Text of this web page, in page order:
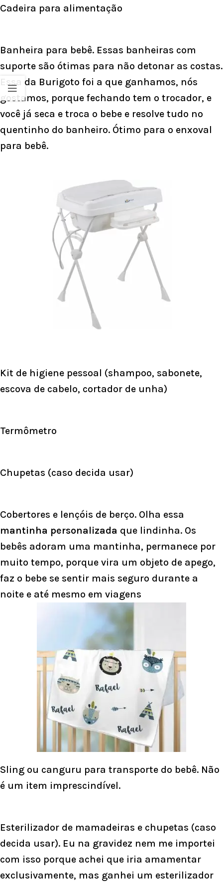
Cadeira para alimentação
Banheira para bebê. Essas banheiras com
suporte são ótimas para não detonar as costas.
Essa da Burigoto foi a que ganhamos, nós
gostamos, porque fechando tem o trocador, e
você já seca e troca o bebe e resolve tudo no
quentinho do banheiro. Ótimo para o enxoval
para bebê.
Kit de higiene pessoal (shampoo, sabonete,
escova de cabelo, cortador de unha)
Termômetro
Chupetas (caso decida usar)
Cobertores e lençóis de berço. Olha essa
mantinha personalizada que lindinha. Os
bebês adoram uma mantinha, permanece por
muito tempo, porque vira um objeto de apego,
faz o bebe se sentir mais seguro durante a
noite e até mesmo em viagens
Sling ou canguru para transporte do bebê. Não
é um item imprescindível.
Esterilizador de mamadeiras e chupetas (caso
decida usar). Eu na gravidez nem me importei
com isso porque achei que iria amamentar
exclusivamente, mas ganhei um esterilizador